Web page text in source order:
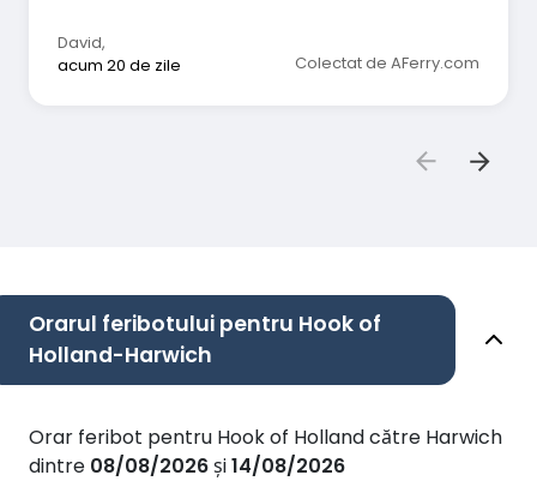
David,
acum 20 de zile
Colectat de AFerry.com
Orarul feribotului pentru Hook of
Holland-Harwich
Orar feribot pentru Hook of Holland către Harwich
dintre 08/08/2026și14/08/2026